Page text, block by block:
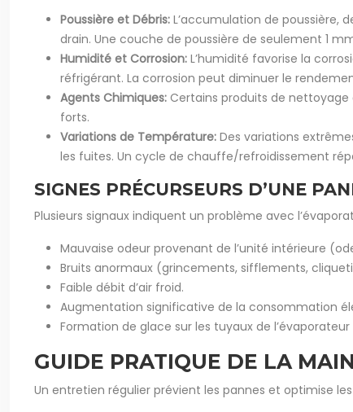
Poussière et Débris: L’accumulation de poussière,
drain. Une couche de poussière de seulement 1
Humidité et Corrosion: L’humidité favorise la
réfrigérant. La corrosion peut diminuer le
Agents Chimiques: Certains produits de nettoyage
forts.
Variations de Température: Des variations
les fuites. Un cycle de chauffe/refroidissement
SIGNES PRÉCURSEURS D’UNE
Plusieurs signaux indiquent un problème avec
Mauvaise odeur provenant de l’unité intérieure
Bruits anormaux (grincements, sifflements,
Faible débit d’air froid.
Augmentation significative de la consommation
Formation de glace sur les tuyaux de
GUIDE PRATIQUE DE LA
Un entretien régulier prévient les pannes et optimise